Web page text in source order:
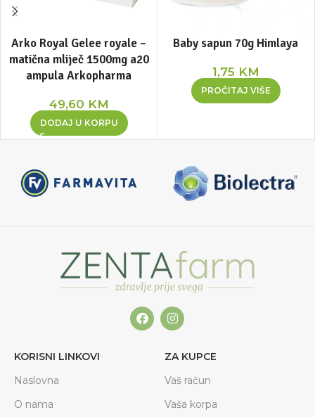
Arko Royal Gelee royale –
matična mliječ 1500mg a20
ampula Arkopharma
49,60 KM
DODAJ U KORPU
Baby sapun 70g Himlaya
1,75 KM
PROČITAJ VIŠE
KORISNI LINKOVI
Naslovna
O nama
ZA KUPCE
Vaš račun
Vaša korpa